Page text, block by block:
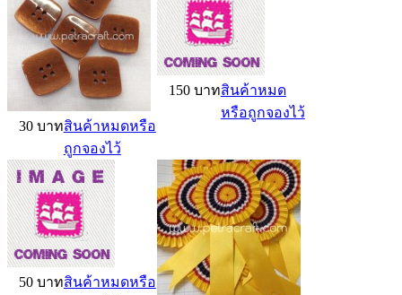
30 บาทสินค้าหมดหรือ
ถูกจองไว้
150 บาทสินค้าหมด
หรือถูกจองไว้
50 บาทสินค้าหมดหรือ